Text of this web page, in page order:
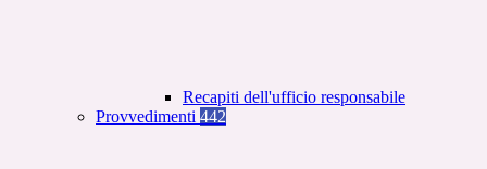
Recapiti dell'ufficio responsabile
Provvedimenti 442